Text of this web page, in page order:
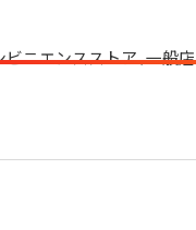
ビニエンスストア、一般店